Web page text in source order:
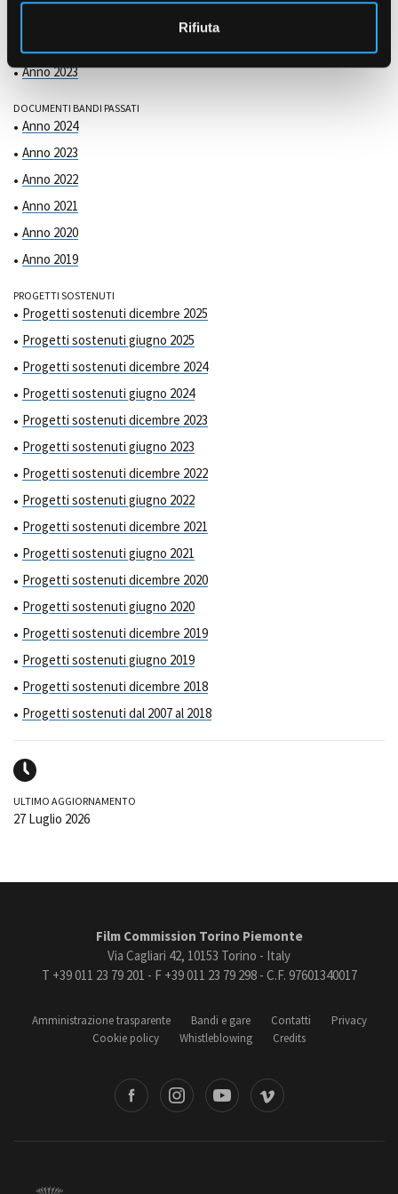
Rifiuta
Anno 2023
DOCUMENTI BANDI PASSATI
Anno 2024
Anno 2023
Anno 2022
Anno 2021
Anno 2020
Anno 2019
PROGETTI SOSTENUTI
Progetti sostenuti dicembre 2025
Progetti sostenuti giugno 2025
Progetti sostenuti dicembre 2024
Progetti sostenuti giugno 2024
Progetti sostenuti dicembre 2023
Progetti sostenuti giugno 2023
Progetti sostenuti dicembre 2022
Progetti sostenuti giugno 2022
Progetti sostenuti dicembre 2021
Progetti sostenuti giugno 2021
Progetti sostenuti dicembre 2020
Progetti sostenuti giugno 2020
Progetti sostenuti dicembre 2019
Progetti sostenuti giugno 2019
Progetti sostenuti dicembre 2018
Progetti sostenuti dal 2007 al 2018
ULTIMO AGGIORNAMENTO
27 Luglio 2026
Film Commission Torino Piemonte
Via Cagliari 42, 10153 Torino - Italy
T +39 011 23 79 201 - F +39 011 23 79 298 - C.F. 97601340017
Amministrazione trasparente Bandi e gare Contatti
Privacy
Cookie policy
Whistleblowing Credits
Vimeo